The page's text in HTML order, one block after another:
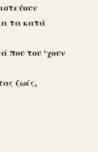
τα κατά
που του ‘χουν
ζωές,